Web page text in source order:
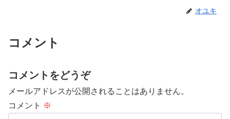
オユキ
コメント
コメントをどうぞ
メールアドレスが公開されることはありません。
コメント ※